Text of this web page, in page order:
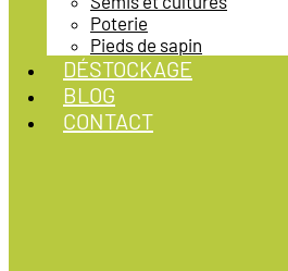
Poterie
Pieds de sapin
DÉSTOCKAGE
BLOG
CONTACT